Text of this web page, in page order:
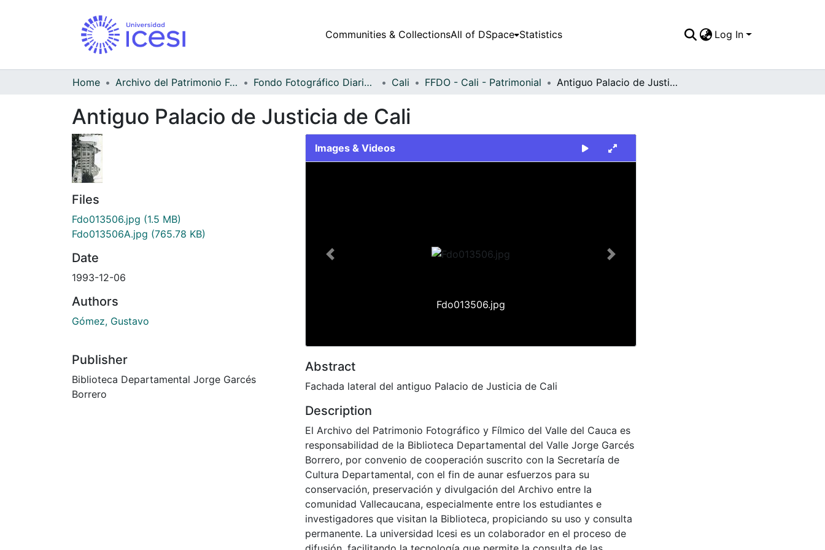
Communities & CollectionsAll of DSpace Statistics Log In
Home Archivo del Patrimonio Fotográfico y Fílmico del Valle del Cauca Fondo Fotográfico Diario Occidente Cali FFDO - Cali - Patrimonial Antiguo Palacio de Justicia de Cali
Antiguo Palacio de Justicia de Cali
Files
Fdo013506.jpg (1.5 MB)
Fdo013506A.jpg (765.78 KB)
Date
1993-12-06
Authors
Gómez, Gustavo
Publisher
Biblioteca Departamental Jorge Garcés
Borrero
Images & Videos
Fdo013506.jpg
Previous Next
Abstract
Fachada lateral del antiguo Palacio de Justicia de Cali
Description
El Archivo del Patrimonio Fotográfico y Fílmico del Valle del Cauca es
responsabilidad de la Biblioteca Departamental del Valle Jorge Garcés
Borrero, por convenio de cooperación suscrito con la Secretaría de
Cultura Departamental, con el fin de aunar esfuerzos para su
conservación, preservación y divulgación del Archivo entre la
comunidad Vallecaucana, especialmente entre los estudiantes e
investigadores que visitan la Biblioteca, propiciando su uso y consulta
permanente. La universidad Icesi es un colaborador en el proceso de